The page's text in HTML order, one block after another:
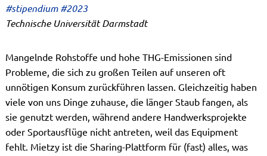
#stipendium #2023
Technische Universität Darmstadt
Mangelnde Rohstoffe und hohe THG-Emissionen sind
Probleme, die sich zu großen Teilen auf unseren oft
unnötigen Konsum zurückführen lassen. Gleichzeitig haben
viele von uns Dinge zuhause, die länger Staub fangen, als
sie genutzt werden, während andere Handwerksprojekte
oder Sportausflüge nicht antreten, weil das Equipment
fehlt. Mietzy ist die Sharing-Plattform für (fast) alles, was